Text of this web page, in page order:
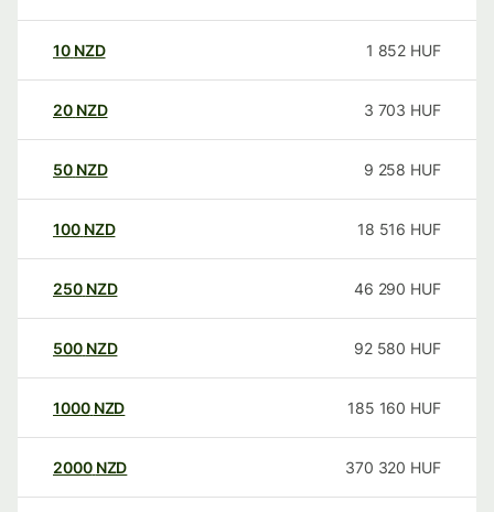
10 NZD 1 852 HUF
20 NZD 3 703 HUF
50 NZD 9 258 HUF
100 NZD 18 516 HUF
250 NZD 46 290 HUF
500 NZD 92 580 HUF
1000 NZD 185 160 HUF
2000 NZD 370 320 HUF